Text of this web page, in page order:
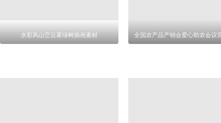
水彩风山峦云雾绿树插画素材 全国农产品产销会爱心助农会议